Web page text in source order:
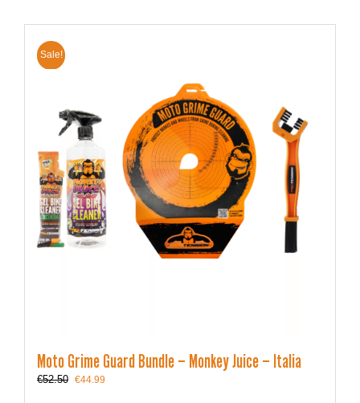
Sale!
Moto Grime Guard Bundle – Monkey Juice – Italia
€52.50 Le
€44.99